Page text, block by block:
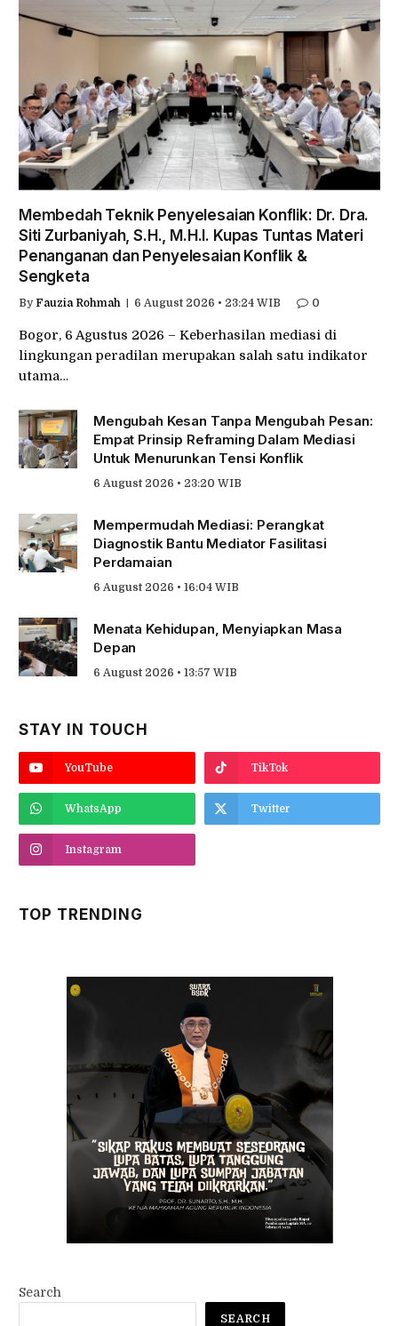
Membedah Teknik Penyelesaian Konflik: Dr. Dra.
Siti Zurbaniyah, S.H., M.H.I. Kupas Tuntas Materi
Penanganan dan Penyelesaian Konflik &
Sengketa
By Fauzia Rohmah 6 August 2026 • 23:24 WIB 0
Bogor, 6 Agustus 2026 – Keberhasilan mediasi di
lingkungan peradilan merupakan salah satu indikator
utama…
Mengubah Kesan Tanpa Mengubah Pesan:
Empat Prinsip Reframing Dalam Mediasi
Untuk Menurunkan Tensi Konflik
6 August 2026 • 23:20 WIB
Mempermudah Mediasi: Perangkat
Diagnostik Bantu Mediator Fasilitasi
Perdamaian
6 August 2026 • 16:04 WIB
Menata Kehidupan, Menyiapkan Masa
Depan
6 August 2026 • 13:57 WIB
STAY IN TOUCH
YouTube TikTok
WhatsApp Twitter
Instagram
TOP TRENDING
Search
SEARCH